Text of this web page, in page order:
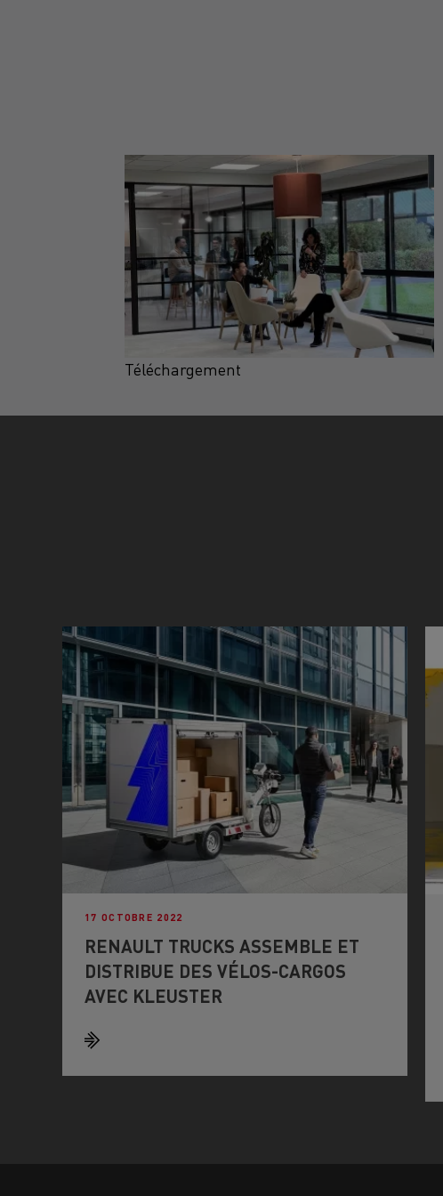
Téléchargement
17 OCTOBRE 2022
RENAULT TRUCKS ASSEMBLE ET
DISTRIBUE DES VÉLOS-CARGOS
AVEC KLEUSTER